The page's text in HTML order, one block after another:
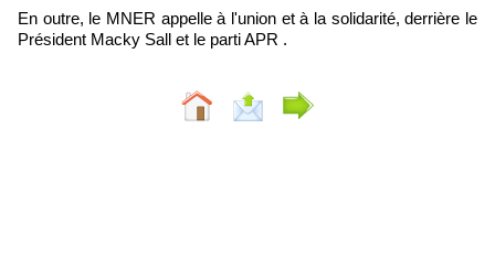
En outre, le MNER appelle à l'union et à la solidarité, derrière le
Président Macky Sall et le parti APR .